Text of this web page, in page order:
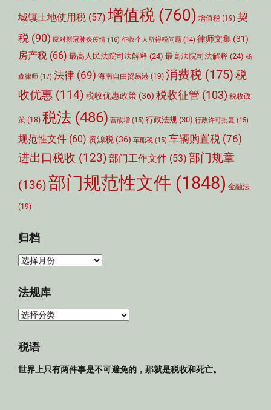
城镇土地使用税 (57) 增值税 (760) 增值税 (19) 契
税 (90) 应对新冠肺炎疫情 (16) 征收个人所得税问题 (14) 律师文集 (31)
房产税 (66) 最高人民法院司法解释 (24) 最高法院司法解释 (24) 杨
森律师 (17) 法律 (69) 海南自由贸易港 (19) 消费税 (175)税
收优惠 (114) 税收优惠政策 (36) 税收征管 (103) 税收政
策 (18) 税法 (486) 营改增 (15) 行政法规 (30) 行政许可批复 (15)
规范性文件 (60) 资源税 (36) 车船税 (15) 车辆购置税 (76)
进出口税收 (123) 部门工作文件 (53) 部门规章
(136)部门规范性文件 (1848) 金融法
(19)
归档
归
法规库
法
库
税语
世界上只有两件事是不可避免的，那就是税收和死亡。